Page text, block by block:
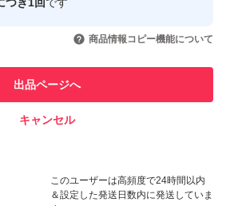
引を完了させた実績があります
での取引実績があります
このユーザーは高頻度で24時間以内
＆設定した発送日数内に発送していま
つき1回です
商品情報コピー機能について
出品ページへ
キャンセル